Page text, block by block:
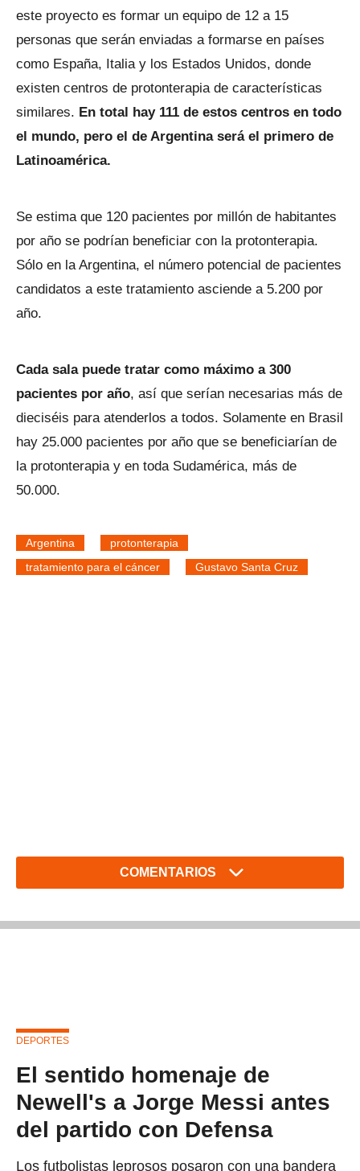
este proyecto es formar un equipo de 12 a 15
personas que serán enviadas a formarse en países
como España, Italia y los Estados Unidos, donde
existen centros de protonterapia de características
similares. En total hay 111 de estos centros en todo
el mundo, pero el de Argentina será el primero de
Latinoamérica.
Se estima que 120 pacientes por millón de habitantes
por año se podrían beneficiar con la protonterapia.
Sólo en la Argentina, el número potencial de pacientes
candidatos a este tratamiento asciende a 5.200 por
año.
Cada sala puede tratar como máximo a 300
pacientes por año, así que serían necesarias más de
dieciséis para atenderlos a todos. Solamente en Brasil
hay 25.000 pacientes por año que se beneficiarían de
la protonterapia y en toda Sudamérica, más de
50.000.
Argentina
protonterapia
tratamiento para el cáncer
Gustavo Santa Cruz
COMENTARIOS